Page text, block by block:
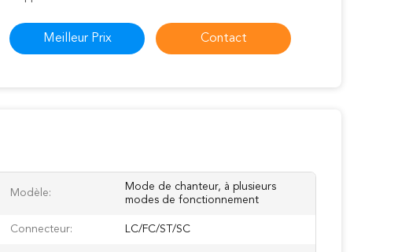
Meilleur Prix Contact
Modèle:
Mode de chanteur, à plusieurs
modes de fonctionnement
Connecteur: LC/FC/ST/SC